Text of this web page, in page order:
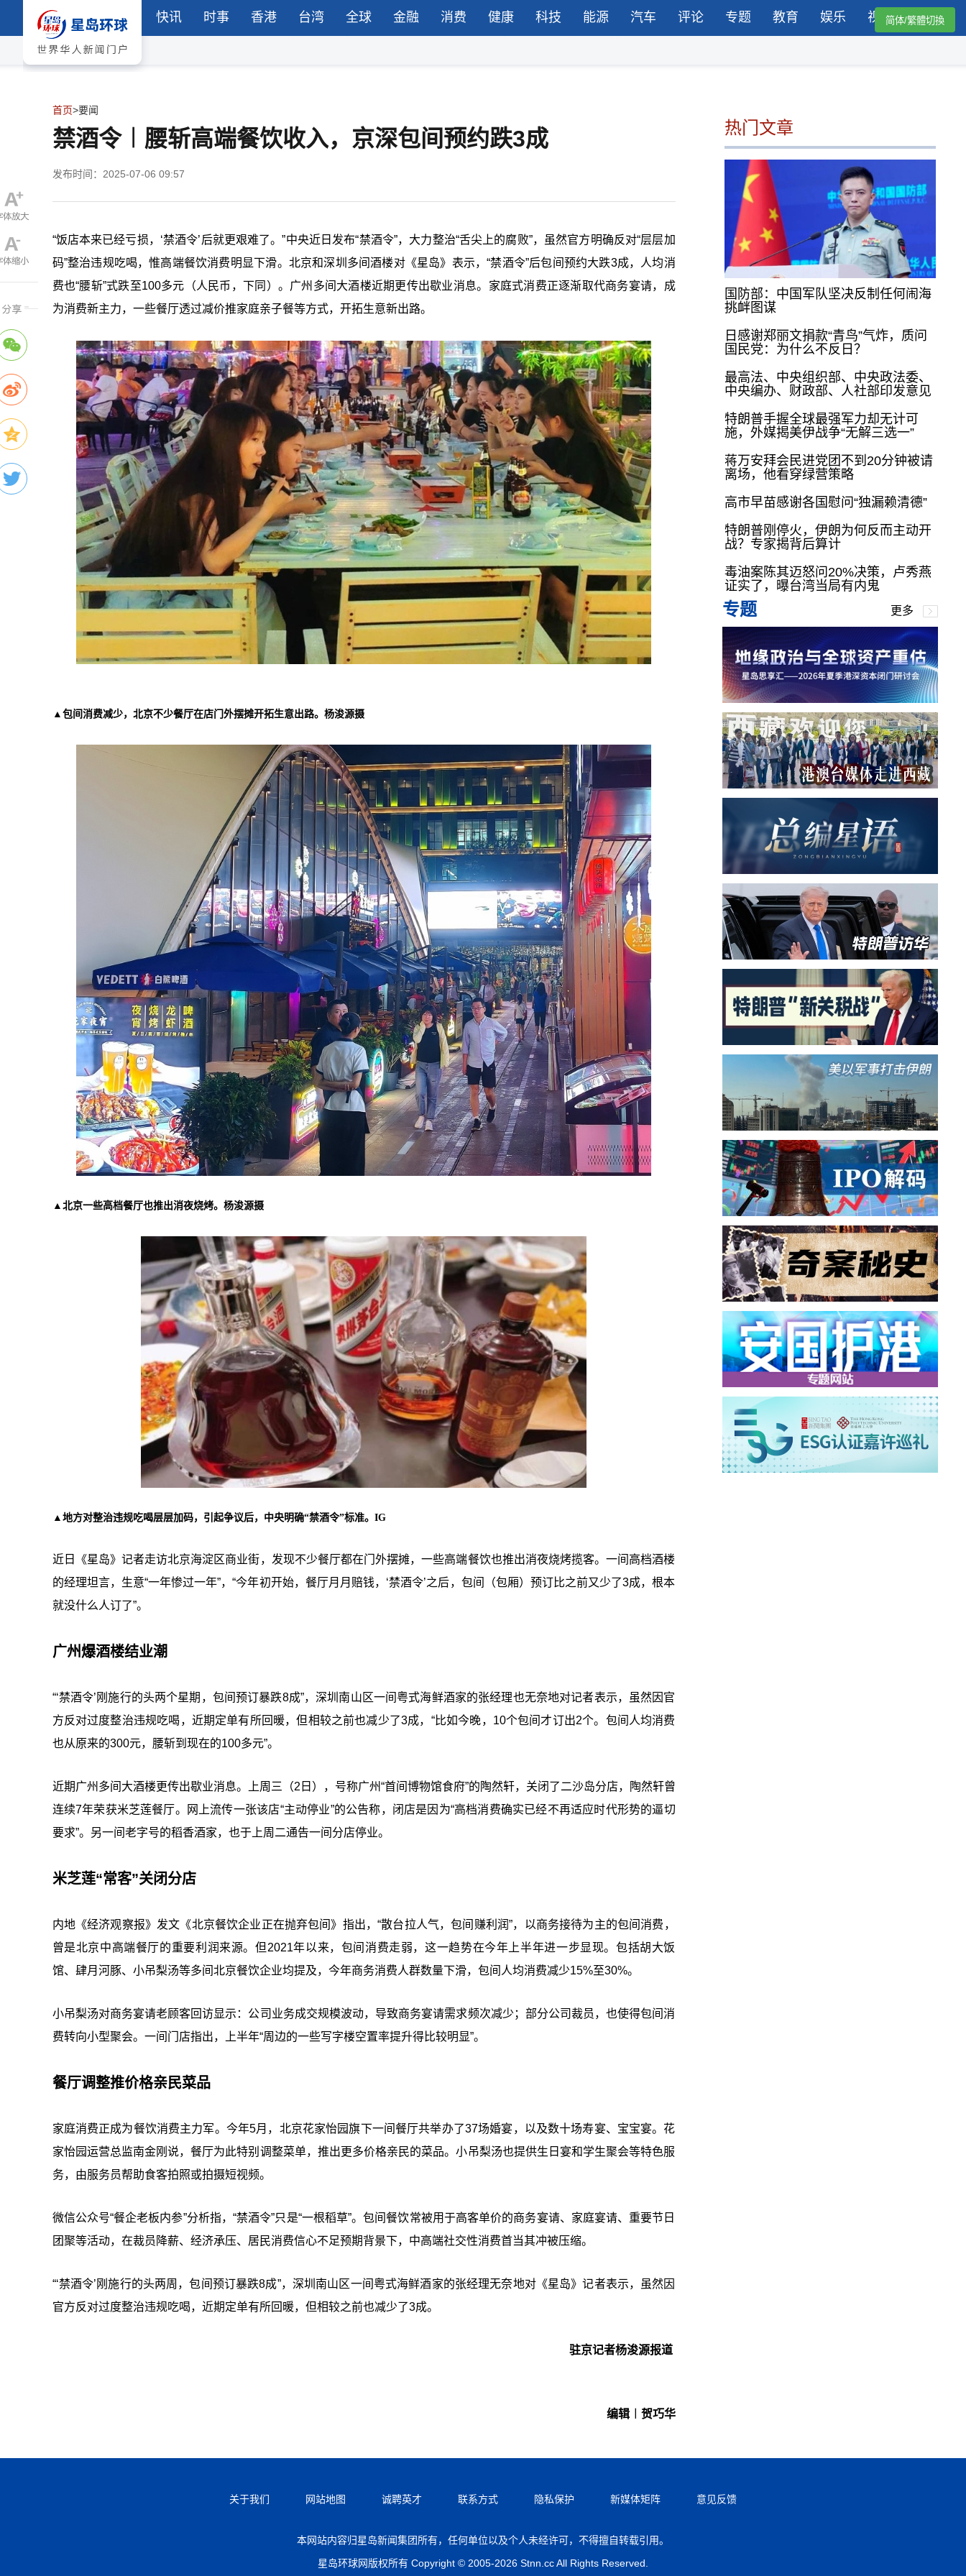
快讯 时事 香港 台湾 全球 金融 消费 健康 科技 能源 汽车 评论 专题 教育 娱乐 视频简体/繁體切換
首页>要闻
禁酒令︱腰斩高端餐饮收入，京深包间预约跌3成
发布时间：2025-07-06 09:57
“饭店本来已经亏损，‘禁酒令’后就更艰难了。”中央近日发布“禁酒令”，大力整治“舌尖上的腐败”，虽然官方明确反对“层层加
码”整治违规吃喝，惟高端餐饮消费明显下滑。北京和深圳多间酒楼对《星岛》表示，“禁酒令”后包间预约大跌3成，人均消
费也“腰斩”式跌至100多元（人民币，下同）。广州多间大酒楼近期更传出歇业消息。家庭式消费正逐渐取代商务宴请，成
为消费新主力，一些餐厅透过减价推家庭亲子餐等方式，开拓生意新出路。
▲包间消费减少，北京不少餐厅在店门外摆摊开拓生意出路。杨浚源摄
▲北京一些高档餐厅也推出消夜烧烤。杨浚源摄
▲地方对整治违规吃喝层层加码，引起争议后，中央明确“禁酒令”标准。IG
近日《星岛》记者走访北京海淀区商业街，发现不少餐厅都在门外摆摊，一些高端餐饮也推出消夜烧烤揽客。一间高档酒楼
的经理坦言，生意“一年惨过一年”，“今年初开始，餐厅月月赔钱，‘禁酒令’之后，包间（包厢）预订比之前又少了3成，根本
就没什么人订了”。
广州爆酒楼结业潮
“‘禁酒令’刚施行的头两个星期，包间预订暴跌8成”，深圳南山区一间粤式海鲜酒家的张经理也无奈地对记者表示，虽然因官
方反对过度整治违规吃喝，近期定单有所回暖，但相较之前也减少了3成，“比如今晚，10个包间才订出2个。包间人均消费
也从原来的300元，腰斩到现在的100多元”。
近期广州多间大酒楼更传出歇业消息。上周三（2日），号称广州“首间博物馆食府”的陶然轩，关闭了二沙岛分店，陶然轩曾
连续7年荣获米芝莲餐厅。网上流传一张该店“主动停业”的公告称，闭店是因为“高档消费确实已经不再适应时代形势的逼切
要求”。另一间老字号的稻香酒家，也于上周二通告一间分店停业。
米芝莲“常客”关闭分店
内地《经济观察报》发文《北京餐饮企业正在抛弃包间》指出，“散台拉人气，包间赚利润”，以商务接待为主的包间消费，
曾是北京中高端餐厅的重要利润来源。但2021年以来，包间消费走弱，这一趋势在今年上半年进一步显现。包括胡大饭
馆、肆月河豚、小吊梨汤等多间北京餐饮企业均提及，今年商务消费人群数量下滑，包间人均消费减少15%至30%。
小吊梨汤对商务宴请老顾客回访显示：公司业务成交规模波动，导致商务宴请需求频次减少；部分公司裁员，也使得包间消
费转向小型聚会。一间门店指出，上半年“周边的一些写字楼空置率提升得比较明显”。
餐厅调整推价格亲民菜品
家庭消费正成为餐饮消费主力军。今年5月，北京花家怡园旗下一间餐厅共举办了37场婚宴，以及数十场寿宴、宝宝宴。花
家怡园运营总监南金刚说，餐厅为此特别调整菜单，推出更多价格亲民的菜品。小吊梨汤也提供生日宴和学生聚会等特色服
务，由服务员帮助食客拍照或拍摄短视频。
微信公众号“餐企老板内参”分析指，“禁酒令”只是“一根稻草”。包间餐饮常被用于高客单价的商务宴请、家庭宴请、重要节日
团聚等活动，在裁员降薪、经济承压、居民消费信心不足预期背景下，中高端社交性消费首当其冲被压缩。
“‘禁酒令’刚施行的头两周，包间预订暴跌8成”，深圳南山区一间粤式海鲜酒家的张经理无奈地对《星岛》记者表示，虽然因
官方反对过度整治违规吃喝，近期定单有所回暖，但相较之前也减少了3成。
驻京记者杨浚源报道
编辑︱贺巧华
热门文章
国防部：中国军队坚决反制任何闹海
挑衅图谋
日感谢郑丽文捐款“青鸟”气炸，质问
国民党：为什么不反日？
最高法、中央组织部、中央政法委、
中央编办、财政部、人社部印发意见
特朗普手握全球最强军力却无计可
施，外媒揭美伊战争“无解三选一”
蒋万安拜会民进党团不到20分钟被请
离场，他看穿绿营策略
高市早苗感谢各国慰问“独漏赖清德”
特朗普刚停火，伊朗为何反而主动开
战？专家揭背后算计
毒油案陈其迈怒问20%决策，卢秀燕
证实了，曝台湾当局有内鬼
专题 更多
关于我们 网站地图 诚聘英才 联系方式 隐私保护 新媒体矩阵 意见反馈
本网站内容归星岛新闻集团所有，任何单位以及个人未经许可，不得擅自转载引用。
星岛环球网版权所有 Copyright © 2005-2026 Stnn.cc All Rights Reserved.